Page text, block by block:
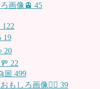
画像🚊 45
122
19
20
22
499
もしろ画像🙅‍♀️ 39